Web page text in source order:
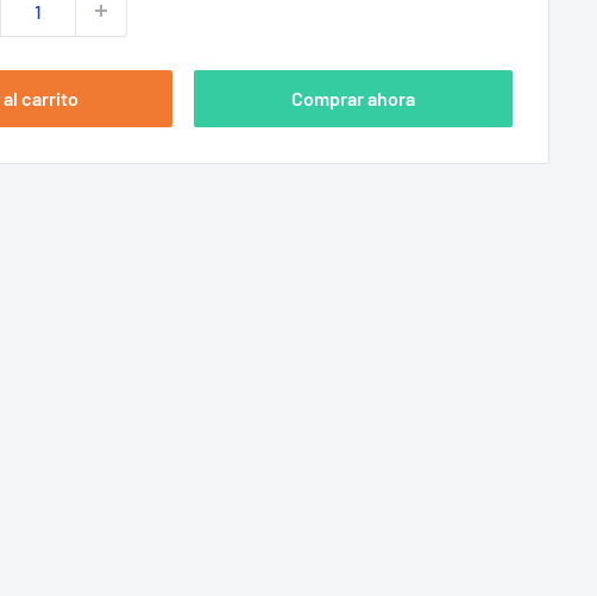
al carrito Comprar ahora